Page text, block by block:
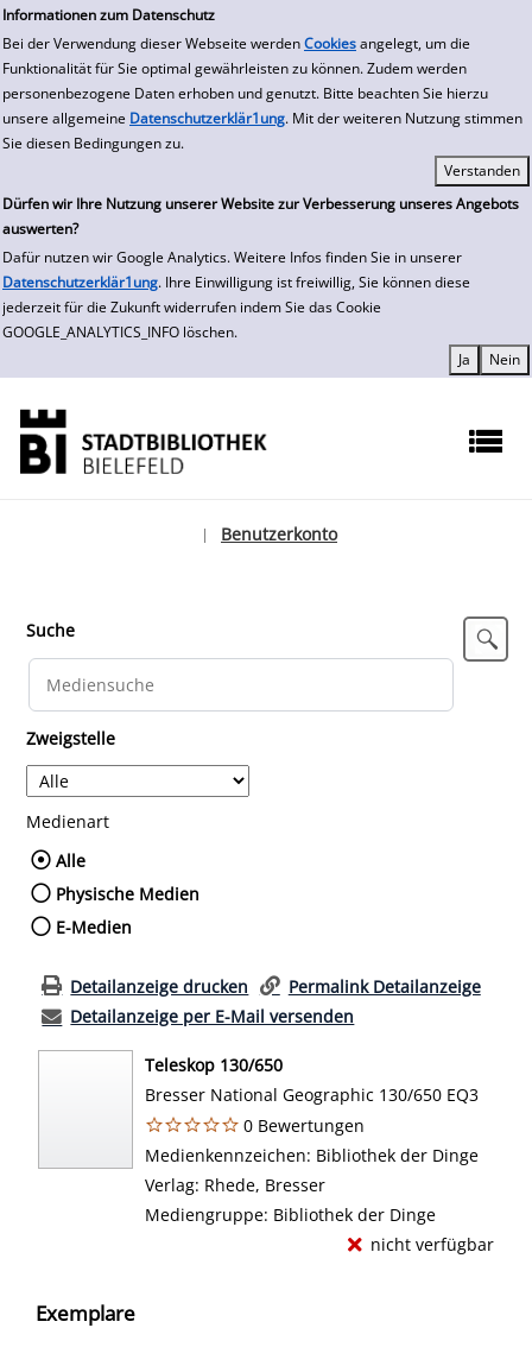
Informationen zum Datenschutz
Bei der Verwendung dieser Webseite werden Cookies angelegt, um die
Funktionalität für Sie optimal gewährleisten zu können. Zudem werden
personenbezogene Daten erhoben und genutzt. Bitte beachten Sie hierzu
unsere allgemeine Datenschutzerklär1ung. Mit der weiteren Nutzung stimmen
Sie diesen Bedingungen zu.
Dürfen wir Ihre Nutzung unserer Website zur Verbesserung unseres Angebots
auswerten?
Dafür nutzen wir Google Analytics. Weitere Infos finden Sie in unserer
Datenschutzerklär1ung. Ihre Einwilligung ist freiwillig, Sie können diese
jederzeit für die Zukunft widerrufen indem Sie das Cookie
GOOGLE_ANALYTICS_INFO löschen.
zur Navigation springen
zum Inhalt springen
Zur Detailanzeige springen
Benutzerkonto
Suche
Zweigstelle
Medienart
Wählen Sie die Medienart nach der Sie
Alle
Physische Medien
E-Medien
Detailanzeige drucken
Permalink Detailanzeige
Detailanzeige per E-Mail versenden
Teleskop 130/650
Bresser National Geographic 130/650 EQ3
0 Bewertungen
Suche nach diesem Verfasser
Medienkennzeichen: Bibliothek der Dinge
Verlag: Rhede, Bresser
Mediengruppe: Bibliothek der Dinge
nicht verfügbar
Exemplare